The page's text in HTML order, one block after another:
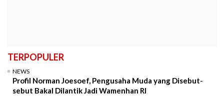
TERPOPULER
NEWS
Profil Norman Joesoef, Pengusaha Muda yang Disebut-
sebut Bakal Dilantik Jadi Wamenhan RI